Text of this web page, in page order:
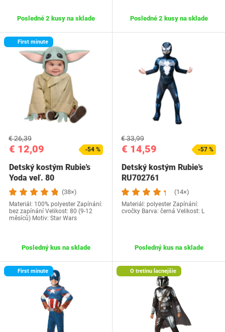
Posledné 2 kusy na sklade Posledné 2 kusy na sklade
First minute
€ 12,09
€ 26,39
-54 %
Detský kostým Rubie's
Yoda veľ. 80
(38×)
Materiál: 100% polyester Zapínání:
bez zapínání Velikost: 80 (9-12
měsíců) Motiv: Star Wars
Posledný kus na sklade
€ 14,59
€ 33,99
-57 %
Detský kostým Rubie's
RU702761
(14×)
Materiál: polyester Zapínání:
cvočky Barva: černá Velikost: L
Posledný kus na sklade
First minute O tretinu lacnejšie